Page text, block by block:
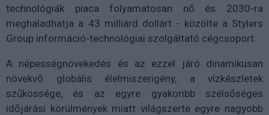
technológiák piaca folyamatosan nő és 2030-ra
meghaladhatja a 43 milliárd dollárt - közölte a Stylers
Group információ-technológiai szolgáltató cégcsoport.
A népességnövekedés és az ezzel járó dinamikusan
növekvő globális élelmiszerigény, a vízkészletek
szűkössége, és az egyre gyakoribb szélsőséges
időjárási körülmények miatt világszerte egyre nagyobb